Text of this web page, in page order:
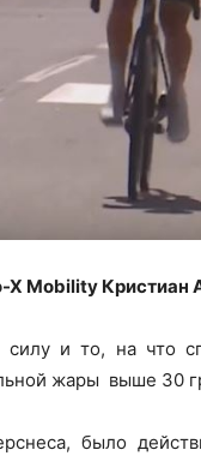
Mobility Кристиан
силу и то, на что
жары выше 30
было